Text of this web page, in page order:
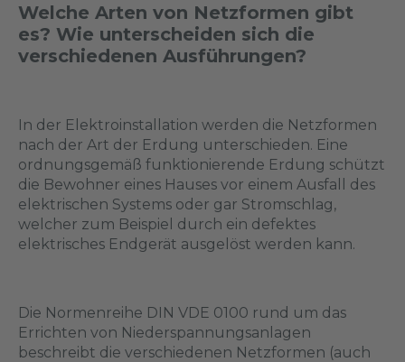
Welche Arten von Netzformen gibt
es? Wie unterscheiden sich die
verschiedenen Ausführungen?
In der Elektroinstallation werden die Netzformen
nach der Art der Erdung unterschieden. Eine
ordnungsgemäß funktionierende Erdung schützt
die Bewohner eines Hauses vor einem Ausfall des
elektrischen Systems oder gar Stromschlag,
welcher zum Beispiel durch ein defektes
elektrisches Endgerät ausgelöst werden kann.
Die Normenreihe DIN VDE 0100 rund um das
Errichten von Niederspannungsanlagen
beschreibt die verschiedenen Netzformen (auch